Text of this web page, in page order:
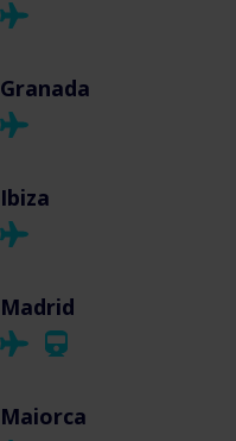
Granada
Ibiza
Madrid
Maiorca